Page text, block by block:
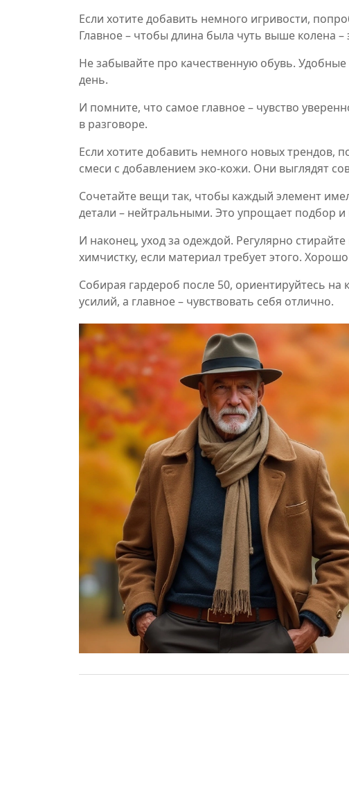
Если хотите добавить немного игривости,
Главное – чтобы длина была чуть выше колена –
Не забывайте про качественную обувь.
день.
И помните, что самое главное – чувство
в разговоре.
Если хотите добавить немного новых трендов,
смеси с добавлением эко‑кожи. Они выглядят
Сочетайте вещи так, чтобы каждый элемент
детали – нейтральными. Это упрощает подбор
И наконец, уход за одеждой. Регулярно
химчистку, если материал требует этого.
Собирая гардероб после 50, ориентируйтесь
усилий, а главное – чувствовать себя отлично.